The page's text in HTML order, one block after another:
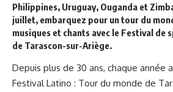
Philippines, Uruguay, Ouganda et
juillet, embarquez pour un tour du
musiques et chants avec le Festival de
de Tarascon-sur-Ariège.
Depuis plus de 30 ans, chaque année
Festival Latino : Tour du monde de